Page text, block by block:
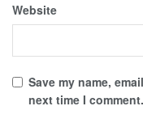
Website
Save my name,
next time I comment.